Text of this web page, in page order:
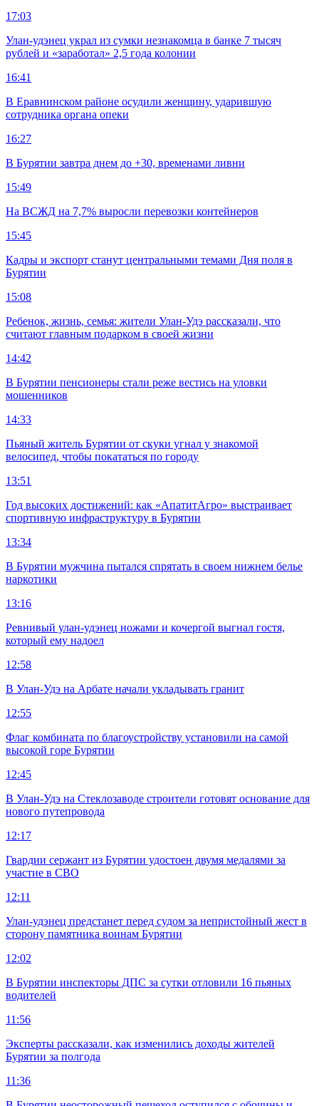
17:03
Улан-удэнец украл из сумки незнакомца в банке 7 тысяч
рублей и «заработал» 2,5 года колонии
16:41
В Еравнинском районе осудили женщину, ударившую
сотрудника органа опеки
16:27
В Бурятии завтра днем до +30, временами ливни
15:49
На ВСЖД на 7,7% выросли перевозки контейнеров
15:45
Кадры и экспорт станут центральными темами Дня поля в
Бурятии
15:08
Ребенок, жизнь, семья: жители Улан-Удэ рассказали, что
считают главным подарком в своей жизни
14:42
В Бурятии пенсионеры стали реже вестись на уловки
мошенников
14:33
Пьяный житель Бурятии от скуки угнал у знакомой
велосипед, чтобы покататься по городу
13:51
Год высоких достижений: как «АпатитАгро» выстраивает
спортивную инфраструктуру в Бурятии
13:34
В Бурятии мужчина пытался спрятать в своем нижнем белье
наркотики
13:16
Ревнивый улан-удэнец ножами и кочергой выгнал гостя,
который ему надоел
12:58
В Улан-Удэ на Арбате начали укладывать гранит
12:55
Флаг комбината по благоустройству установили на самой
высокой горе Бурятии
12:45
В Улан-Удэ на Стеклозаводе строители готовят основание для
нового путепровода
12:17
Гвардии сержант из Бурятии удостоен двумя медалями за
участие в СВО
12:11
Улан-удэнец предстанет перед судом за непристойный жест в
сторону памятника воинам Бурятии
12:02
В Бурятии инспекторы ДПС за сутки отловили 16 пьяных
водителей
11:56
Эксперты рассказали, как изменились доходы жителей
Бурятии за полгода
11:36